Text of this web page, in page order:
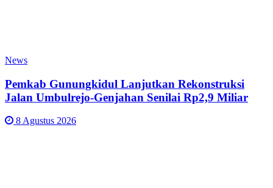
News
Pemkab Gunungkidul Lanjutkan Rekonstruksi
Jalan Umbulrejo-Genjahan Senilai Rp2,9 Miliar
8 Agustus 2026